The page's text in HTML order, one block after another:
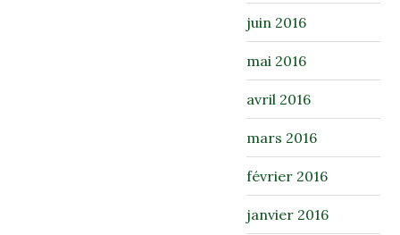
juin 2016
mai 2016
avril 2016
mars 2016
février 2016
janvier 2016